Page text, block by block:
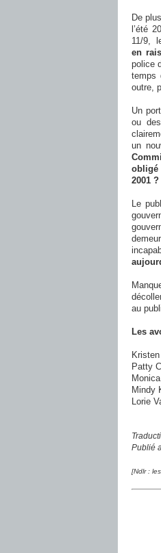
De
l’été
11/9,
en
police
temps
outre,
Un
ou
un
obligé
2001 ?
Le
au
Les
Patty
Mindy
Lorie
Publié
[Ndlr :